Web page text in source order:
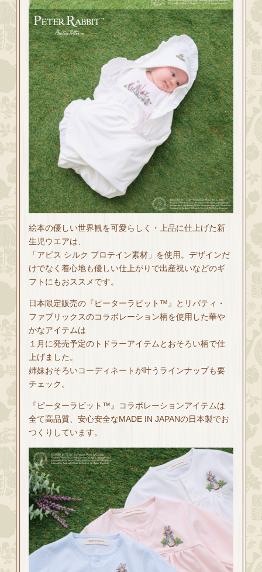
絵本の優しい世界観を可愛らしく・上品に仕上げた新
生児ウエアは、
「アピス シルク プロテイン素材」を使用。デザインだ
けでなく着心地も優しい仕上がりで出産祝いなどのギ
フトにもおススメです。
日本限定販売の『ピーターラビット™』とリバティ・
ファブリックスのコラボレーション柄を使用した華や
かなアイテムは
１月に発売予定のトドラーアイテムとおそろい柄で仕
上げました。
姉妹おそろいコーディネートが叶うラインナップも要
チェック。
『ピーターラビット™』コラボレーションアイテムは
全て高品質、安心安全なMADE IN JAPANの日本製でお
つくりしています。